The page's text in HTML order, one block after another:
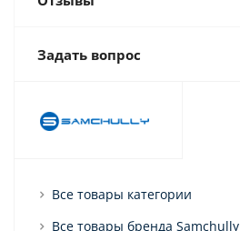
Задать вопрос
Все товары категории
Все товары бренда Samchully